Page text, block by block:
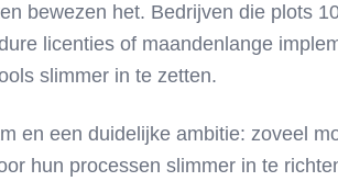
bewezen het. Bedrijven die plots
licenties of maandenlange
slimmer in te zetten.
en een duidelijke ambitie: zoveel
hun processen slimmer in te